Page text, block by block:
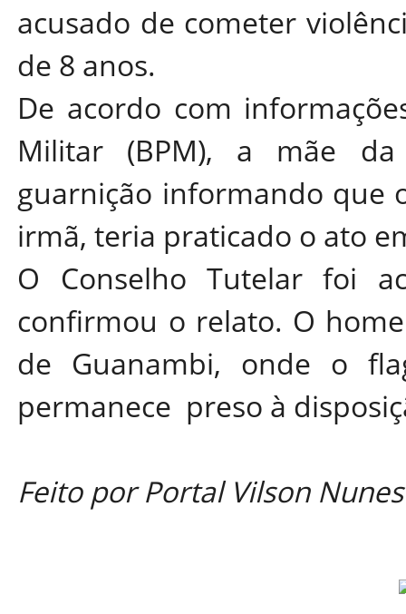
acusado de cometer
de 8 anos.
De acordo com
Militar (BPM), a mãe
guarnição informando que
irmã, teria praticado o ato
O Conselho Tutelar foi
confirmou o relato. O
de Guanambi, onde o
permanece preso à
Feito por Portal Vilson Nunes